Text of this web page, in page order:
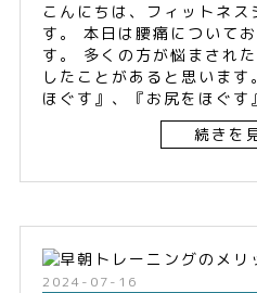
こんにちは、フィットネ
す。 本日は腰痛について
す。 多くの方が悩まされ
したことがあると思いま
ほぐす』、『お尻をほぐ
続きを
2024-07-16